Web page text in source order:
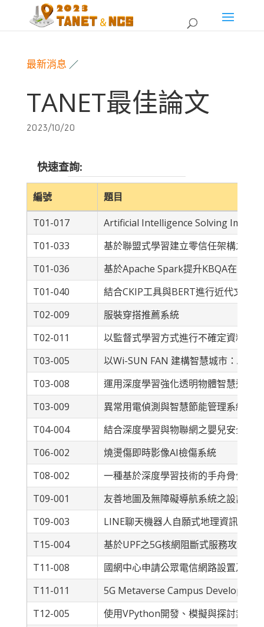
最新消息 ／
TANET最佳論文
2023/10/20
Search:
編號
題目
T01-017
Artificial Intelligence Solving
T01-033
基於聯盟式學習建立零信任架構之決
T01-036
基於Apache Spark提升KBQA在大規
T01-040
結合CKIP工具與BERT進行近代文本
T02-009
服裝穿搭推薦系統
T02-011
以監督式學習方式進行不確定資料流
T03-005
以Wi-SUN FAN 建構智慧城市：AI 交
T03-008
運用深度學習強化透明物體智慧追蹤
T03-009
異常用電偵測與智慧節能管理系統
T04-004
結合深度學習與物聯網之嬰兒安全偵
T06-002
燒燙傷即時影像AI檢傷系統
T08-002
一種基於深度學習技術的手舟骨骨折
T09-001
友善地圖及無障礙導航系統之設計
T09-003
LINE聊天機器人自願式地理資訊之事
T15-004
基於UPF之5G核網阻斷式服務攻擊設
T11-008
國網中心申請公眾電信網路設置及審
T11-011
5G Metaverse Campus
T12-005
使用VPython開發、模擬與探討無人